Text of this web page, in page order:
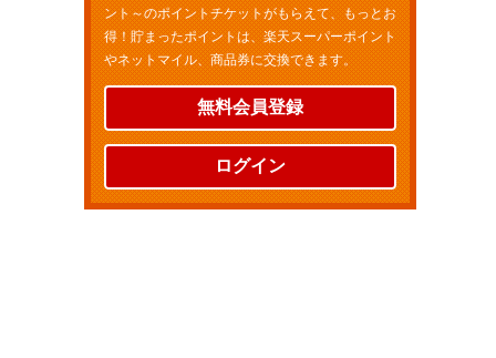
ント～のポイントチケットがもらえて、もっとお
得！貯まったポイントは、楽天スーパーポイント
やネットマイル、商品券に交換できます。
無料会員登録
ログイン